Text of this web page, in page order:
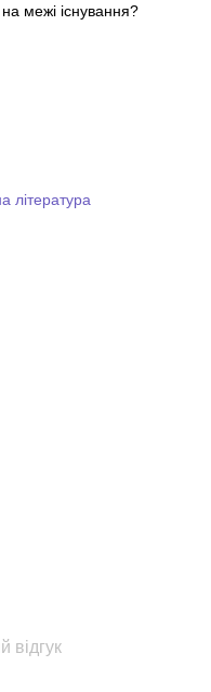
межі існування?
література
відгук